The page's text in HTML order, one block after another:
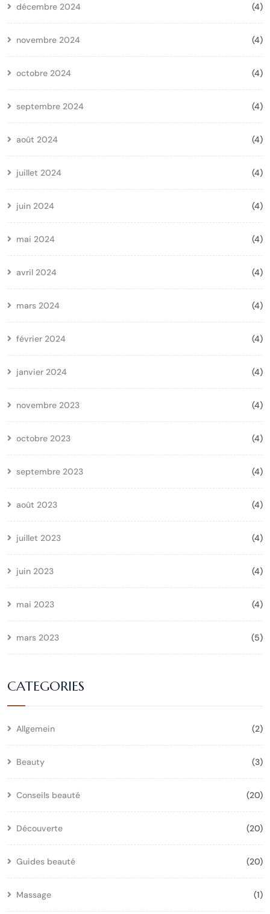
décembre 2024 (4)
novembre 2024 (4)
octobre 2024 (4)
septembre 2024 (4)
août 2024 (4)
juillet 2024 (4)
juin 2024 (4)
mai 2024 (4)
avril 2024 (4)
mars 2024 (4)
février 2024 (4)
janvier 2024 (4)
novembre 2023 (4)
octobre 2023 (4)
septembre 2023 (4)
août 2023 (4)
juillet 2023 (4)
juin 2023 (4)
mai 2023 (4)
mars 2023 (5)
CATEGORIES
Allgemein (2)
Beauty (3)
Conseils beauté (20)
Découverte (20)
Guides beauté (20)
Massage (1)